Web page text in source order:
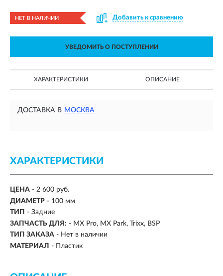
НЕТ В НАЛИЧИИ Добавить к сравнению
УВЕДОМИТЬ О ПОСТУПЛЕНИИ
ХАРАКТЕРИСТИКИ ОПИСАНИЕ
ДОСТАВКА В МОСКВА
ХАРАКТЕРИСТИКИ
ЦЕНА - 2 600 руб.
ДИАМЕТР - 100 мм
ТИП - Задние
ЗАПЧАСТЬ ДЛЯ: - MX Pro, MX Park, Trixx, BSP
ТИП ЗАКАЗА - Нет в наличии
МАТЕРИАЛ - Пластик